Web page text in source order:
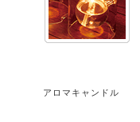
アロマキャンドル